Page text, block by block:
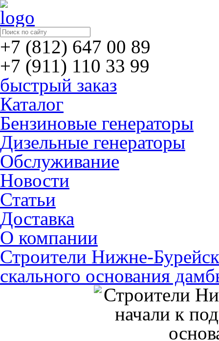
+7 (812) 647 00 89
+7 (911) 110 33 99
быстрый заказ
Каталог
Бензиновые генераторы
Дизельные генераторы
Обслуживание
Новости
Статьи
Доставка
О компании
Строители Нижне-
скального основания